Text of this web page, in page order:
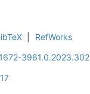
RefWorks
3961.0.2023.302